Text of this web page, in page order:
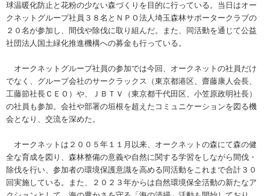
球温暖化防止と花粉の少ない森づくりを目的に行っている。当日はオー
クネットグループ社員３８名とＮＰＯ法人埼玉森林サポータークラブの
２０名が参加し、間伐や除伐に取り組んだ。また、同活動を通じて公益
社団法人国土緑化推進機構への募金も行っている。
オークネットグループ社員の参加では今回、オークネットの社員だけ
でなく、グループ会社のサークラックス（東京都港区、齋藤康人会長、
工藤節社長ＣＥＯ）や、ＪＢＴＶ（東京都千代田区、小笠原政明社長）
の社員も参加。会社や部署の垣根を超えたコミュニケーションを図る機
会となり、交流を深めた。
オークネットは２００５年１１月以来、オークネットの森にて森の健
全な育成を図り、森林整備の意義や自然に関する学習をしながら間伐・
除伐を行い、参加者の環境保護意識を高める同活動をこれまで合計３０
回実施している。また、２０２３年からは自然環境保全活動の新たなア